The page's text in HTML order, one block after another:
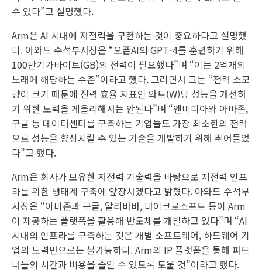
수 있다”고 설명했다.
Arm은 AI 시대에 저전력을 구현하는 것이 중요하다고 설명했
다. 아와드 수석부사장은 “오픈AI의 GPT-4를 훈련하기 위해
100만기가바이트(GB)의 전력이 필요했다”며 “이는 2억개의
노래에 해당하는 수준”이라고 했다. 그러면서 그는 “전력 소모
량이 크기 때문에 전력 효율 지표인 와트(W)당 성능을 개선하
기 위한 노력을 게을리해서는 안된다”며 “엔비디아와 아마존,
구글 등 데이터센터를 구축하는 기업들도 가장 최소한의 전력
으로 성능을 향상시킬 수 있는 기술을 개발하기 위해 뛰어들었
다”고 했다.
Arm은 회사가 보유한 저전력 기술력을 바탕으로 저전력 인프
라를 위한 생태계 구축에 앞장서겠다고 밝혔다. 아와드 수석부
사장은 “아마존과 구글, 알리바바, 마이크로소프트 등이 Arm
이 제공하는 플랫폼을 활용해 반도체를 개발하고 있다”며 “AI
시대의 인프라를 구축하는 것은 개별 소프트웨어, 하드웨어 기
업의 노력만으로는 불가능하다. Arm의 IP 플랫폼을 통해 파트
너들의 시간과 비용을 줄일 수 있도록 도울 것”이라고 했다.